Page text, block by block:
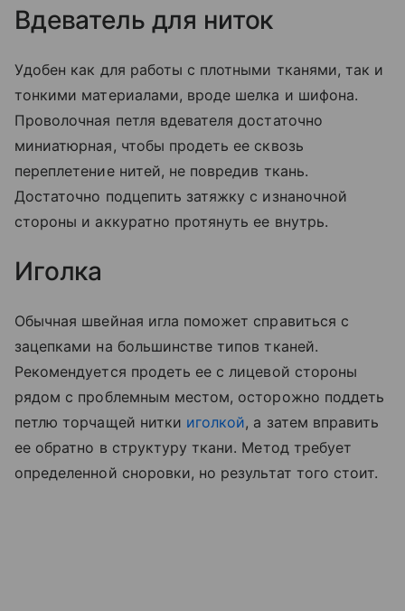
Вдеватель для ниток
Удобен как для работы с плотными тканями, так и
тонкими материалами, вроде шелка и шифона.
Проволочная петля вдевателя достаточно
миниатюрная, чтобы продеть ее сквозь
переплетение нитей, не повредив ткань.
Достаточно подцепить затяжку с изнаночной
стороны и аккуратно протянуть ее внутрь.
Иголка
Обычная швейная игла поможет справиться с
зацепками на большинстве типов тканей.
Рекомендуется продеть ее с лицевой стороны
рядом с проблемным местом, осторожно поддеть
петлю торчащей нитки иголкой, а затем вправить
ее обратно в структуру ткани. Метод требует
определенной сноровки, но результат того стоит.